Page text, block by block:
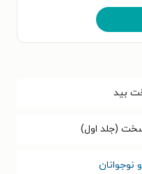
بید
(جلد اول)
نوجوانان